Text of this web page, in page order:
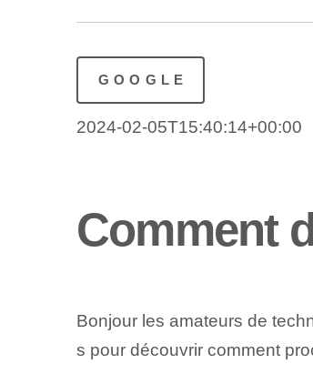
GOOGLE
2024-02-05T15:40:14+00:00
Comment
Bonjour les amateurs de
s pour découvrir comment